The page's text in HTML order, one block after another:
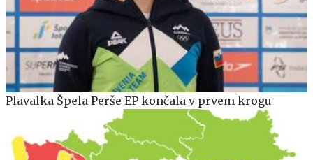
Plavalka Špela Perše EP končala v prvem krogu